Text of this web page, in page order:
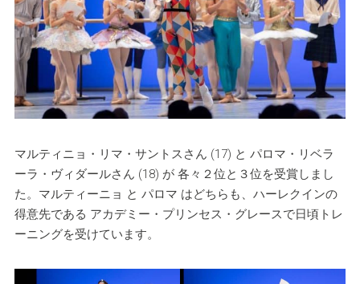
マルティニョ・リマ・サントスさん (17) と パロマ・リベラ
ーラ・ヴィダールさん (18) が 各々２位と３位を受賞しまし
た。マルティーニョ と パロマ はどちらも、ハーレクインの
得意先である アカデミー・プリンセス・グレースで日頃トレ
ーニングを受けています。